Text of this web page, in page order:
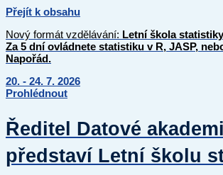
Přejít k obsahu
Nový formát vzdělávání: Letní škola
Za 5 dní ovládnete statistiku v R, JASP,
Napořád.
20. - 24. 7. 2026
Prohlédnout
Ředitel Datové
představí Letní školu